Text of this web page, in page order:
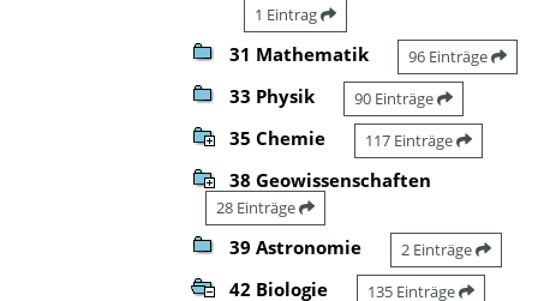
1 Eintrag
31 Mathematik 96 Einträge
33 Physik 90 Einträge
35 Chemie 117 Einträge
38 Geowissenschaften
28 Einträge
39 Astronomie 2 Einträge
42 Biologie 135 Einträge